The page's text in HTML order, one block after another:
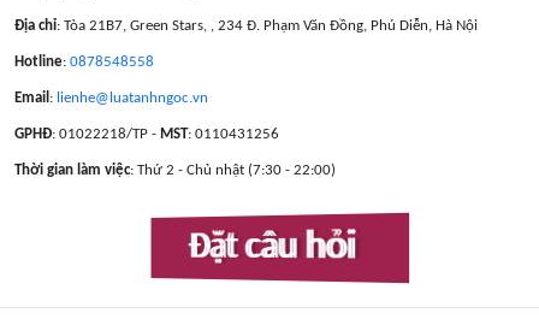
Địa chỉ: Tòa 21B7, Green Stars, , 234 Đ. Phạm Văn Đồng, Phú Diễn, Hà Nội
Hotline: 0878548558
Email : lienhe@luatanhngoc.vn
GPHĐ: 01022218/TP - MST: 0110431256
Thời gian làm việc: Thứ 2 - Chủ nhật (7:30 - 22:00)
Đặt câu hỏi